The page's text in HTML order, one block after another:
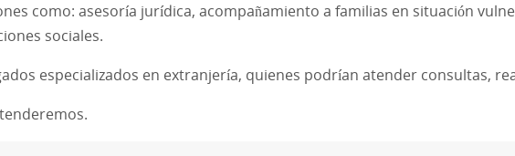
como: asesoría jurídica, acompañamiento a familias en situación
sociales.
especializados en extranjería, quienes podrían atender consultas,